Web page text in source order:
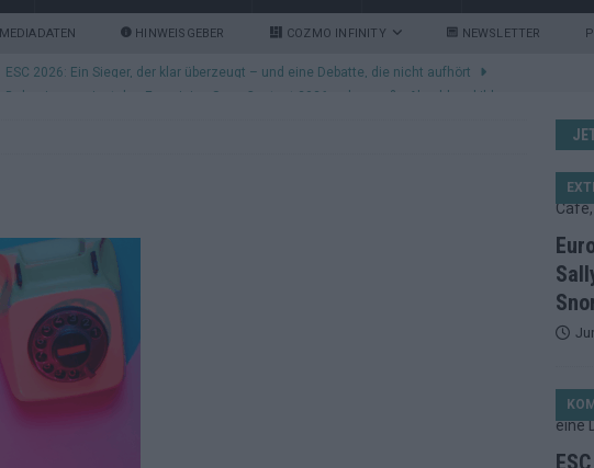
MEDIADATEN HINWEISGEBER COZMO INFINITY NEWSLETTER
Bulgarien gewinnt den Eurovision Song Contest 2026 – das große Abschlussbild
EUROVISION
Alle 25 ESC-Finalisten auf dem Prüfstand: Stärken, Schwächen und unsere Tipps
Vier Sieger gleichzeitig, Manipulationsverdacht, Jury-Comeback: Die turbulente
ESC-Wertung